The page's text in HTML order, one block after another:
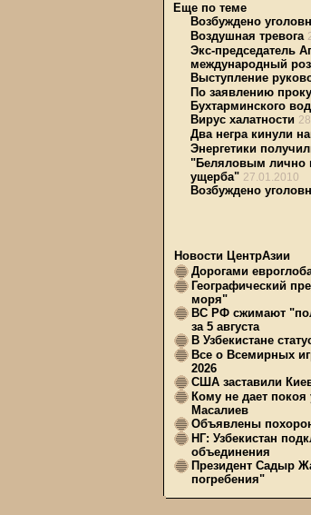
Еще по теме
Возбуждено
Воздушная тревога
Экс-председатель
международный
Выступление
По заявлению
Бухтарминского
Вирус халатности
Два негра кинули
Энергетики
"Беляловым лично
ущерба" 27.01.2010
Возбуждено
Новости ЦентрАзии
Дорогами
Географический
моря"
ВС РФ сжимают
за 5 августа
В Узбекистане
Все о Всемирных
2026
США заставили
Кому не дает
Масалиев
Объявлены
НГ: Узбекистан
объединения
Президент Садыр
погребения"